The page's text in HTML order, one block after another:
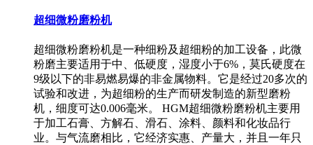
超细微粉磨粉机
超细微粉磨粉机是一种细粉及超细粉的加工设备，此微
粉磨主要适用于中、低硬度，湿度小于6%，莫氏硬度在
9级以下的非易燃易爆的非金属物料。它是经过20多次的
试验和改进，为超细粉的生产而研发制造的新型磨粉
机，细度可达0.006毫米。 HGM超细微粉磨粉机主要用
于加工石膏、方解石、滑石、涂料、颜料和化妆品行
业。与气流磨相比，它经济实惠、产量大，并且一年只